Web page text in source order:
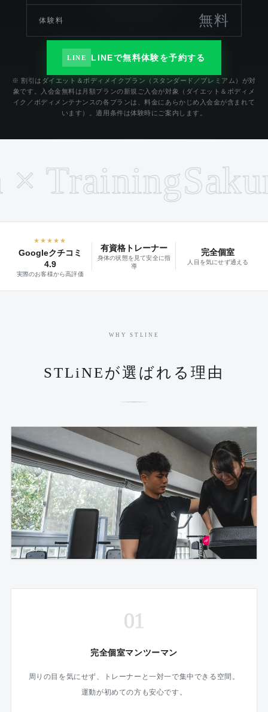
体験料 無料
LINE LINEで無料体験を予約する
※ 割引はダイエット＆ボディメイクプラン（スタンダード／プレミアム）が対
象です。入会金無料は月額プランの新規ご入会が対象（ダイエット＆ボディメ
イク／ボディメンテナンスの各プランは、料金にあらかじめ入会金が含まれて
います）。適用条件は体験時にご案内します。
★★★★★
Googleクチコミ
4.9
実際のお客様から高評価
有資格トレーナー
身体の状態を見て安全に指
導
完全個室
人目を気にせず通える
WHY STLINE
STLiNEが選ばれる理由
01
完全個室マンツーマン
周りの目を気にせず、トレーナーと一対一で集中できる空間。
運動が初めての方も安心です。